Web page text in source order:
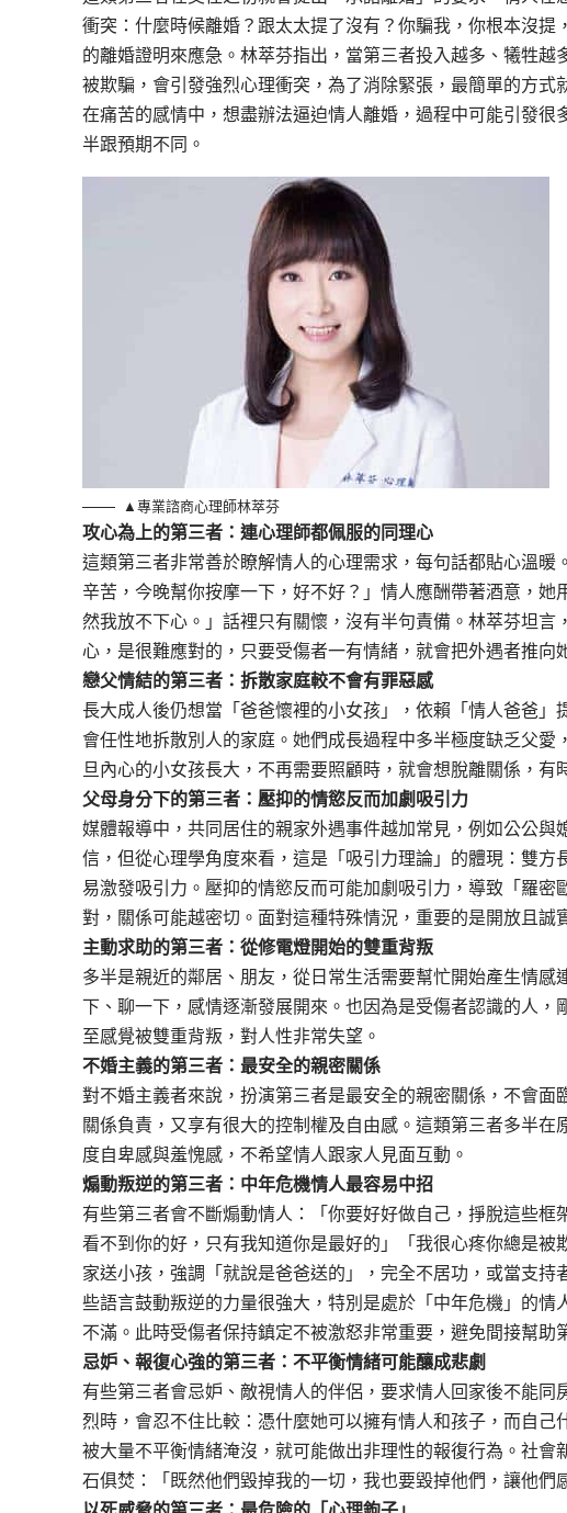
衝突：什麼時候離婚？跟太太提了沒有？你騙我，你根本沒
的離婚證明來應急。林萃芬指出，當第三者投入越多、犧牲
被欺騙，會引發強烈心理衝突，為了消除緊張，最簡單的方
在痛苦的感情中，想盡辦法逼迫情人離婚，過程中可能引發
半跟預期不同。
▲專業諮商心理師林萃芬
攻心為上的第三者：連心理師都佩服的同理心
這類第三者非常善於瞭解情人的心理需求，每句話都貼心溫
辛苦，今晚幫你按摩一下，好不好？」情人應酬帶著酒意，
然我放不下心。」話裡只有關懷，沒有半句責備。林萃芬坦
心，是很難應對的，只要受傷者一有情緒，就會把外遇者推向
戀父情結的第三者：拆散家庭較不會有罪惡感
長大成人後仍想當「爸爸懷裡的小女孩」，依賴「情人爸爸
會任性地拆散別人的家庭。她們成長過程中多半極度缺乏父
旦內心的小女孩長大，不再需要照顧時，就會想脫離關係，有
父母身分下的第三者：壓抑的情慾反而加劇吸引力
媒體報導中，共同居住的親家外遇事件越加常見，例如公公
信，但從心理學角度來看，這是「吸引力理論」的體現：雙
易激發吸引力。壓抑的情慾反而可能加劇吸引力，導致「羅
對，關係可能越密切。面對這種特殊情況，重要的是開放且誠
主動求助的第三者：從修電燈開始的雙重背叛
多半是親近的鄰居、朋友，從日常生活需要幫忙開始產生情
下、聊一下，感情逐漸發展開來。也因為是受傷者認識的人
至感覺被雙重背叛，對人性非常失望。
不婚主義的第三者：最安全的親密關係
對不婚主義者來說，扮演第三者是最安全的親密關係，不會
關係負責，又享有很大的控制權及自由感。這類第三者多半
度自卑感與羞愧感，不希望情人跟家人見面互動。
煽動叛逆的第三者：中年危機情人最容易中招
有些第三者會不斷煽動情人：「你要好好做自己，掙脫這些
看不到你的好，只有我知道你是最好的」「我很心疼你總是
家送小孩，強調「就說是爸爸送的」，完全不居功，或當支
些語言鼓動叛逆的力量很強大，特別是處於「中年危機」的
不滿。此時受傷者保持鎮定不被激怒非常重要，避免間接幫助
忌妒、報復心強的第三者：不平衡情緒可能釀成悲劇
有些第三者會忌妒、敵視情人的伴侶，要求情人回家後不能
烈時，會忍不住比較：憑什麼她可以擁有情人和孩子，而自
被大量不平衡情緒淹沒，就可能做出非理性的報復行為。社
石俱焚：「既然他們毀掉我的一切，我也要毀掉他們，讓他們